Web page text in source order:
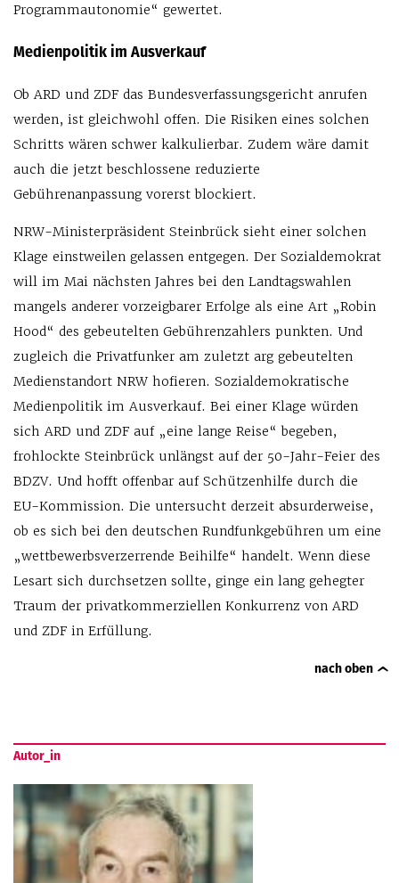
Programmautonomie“ gewertet.
Medienpolitik im Ausverkauf
Ob ARD und ZDF das Bundesverfassungsgericht anrufen
werden, ist gleichwohl offen. Die Risiken eines solchen
Schritts wären schwer kalkulierbar. Zudem wäre damit
auch die jetzt beschlossene reduzierte
Gebührenanpassung vorerst blockiert.
NRW-Ministerpräsident Steinbrück sieht einer solchen
Klage einstweilen gelassen entgegen. Der Sozialdemokrat
will im Mai nächsten Jahres bei den Landtagswahlen
mangels anderer vorzeigbarer Erfolge als eine Art „Robin
Hood“ des gebeutelten Gebührenzahlers punkten. Und
zugleich die Privatfunker am zuletzt arg gebeutelten
Medienstandort NRW hofieren. Sozialdemokratische
Medienpolitik im Ausverkauf. Bei einer Klage würden
sich ARD und ZDF auf „eine lange Reise“ begeben,
frohlockte Steinbrück unlängst auf der 50-Jahr-Feier des
BDZV. Und hofft offenbar auf Schützenhilfe durch die
EU-Kommission. Die untersucht derzeit absurderweise,
ob es sich bei den deutschen Rundfunkgebühren um eine
„wettbewerbsverzerrende Beihilfe“ handelt. Wenn diese
Lesart sich durchsetzen sollte, ginge ein lang gehegter
Traum der privatkommerziellen Konkurrenz von ARD
und ZDF in Erfüllung.
nach oben
Autor_in